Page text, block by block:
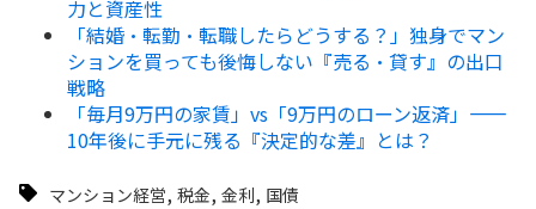
力と資産性
「結婚・転勤・転職したらどうする？」独身でマン
ションを買っても後悔しない『売る・貸す』の出口
戦略
「毎月9万円の家賃」vs「9万円のローン返済」——
10年後に手元に残る『決定的な差』とは？
マンション経営, 税金, 金利, 国債